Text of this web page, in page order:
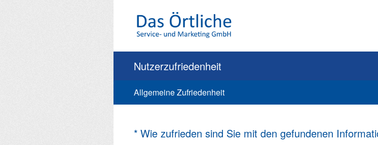
Nutzerzufriedenheit
Allgemeine Zufriedenheit
* Wie zufrieden sind Sie mit den gefundenen
(Erforderlich.)